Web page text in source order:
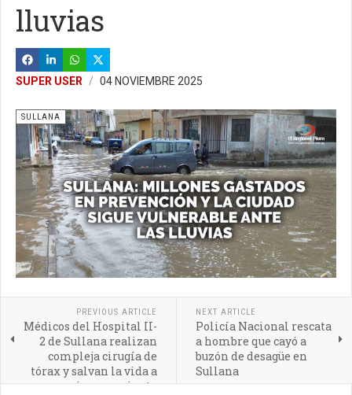
lluvias
SUPER USER 04 NOVIEMBRE 2025
SULLANA
PREVIOUS ARTICLE
Médicos del Hospital II-
2 de Sullana realizan
compleja cirugía de
tórax y salvan la vida a
joven paciente
NEXT ARTICLE
Policía Nacional rescata
a hombre que cayó a
buzón de desagüe en
Sullana